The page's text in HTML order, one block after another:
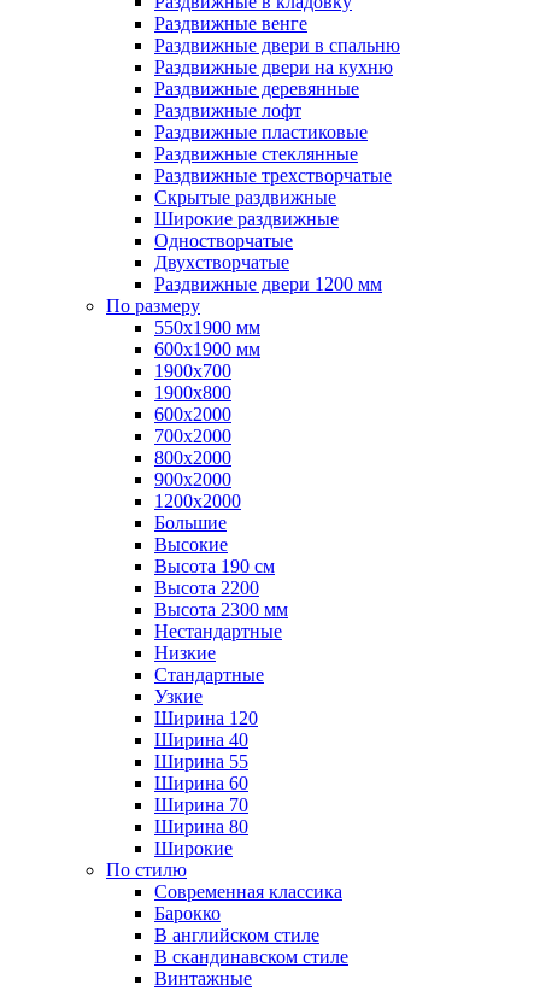
Раздвижные венге
Раздвижные двери в спальню
Раздвижные двери на кухню
Раздвижные деревянные
Раздвижные лофт
Раздвижные пластиковые
Раздвижные стеклянные
Раздвижные трехстворчатые
Скрытые раздвижные
Широкие раздвижные
Одностворчатые
Двухстворчатые
Раздвижные двери 1200 мм
По размеру
550x1900 мм
600x1900 мм
1900х700
1900х800
600x2000
700x2000
800x2000
900x2000
1200х2000
Большие
Высокие
Высота 190 см
Высота 2200
Высота 2300 мм
Нестандартные
Низкие
Стандартные
Узкие
Ширина 120
Ширина 40
Ширина 55
Ширина 60
Ширина 70
Ширина 80
Широкие
По стилю
Cовременная классика
Барокко
В английском стиле
В скандинавском стиле
Винтажные